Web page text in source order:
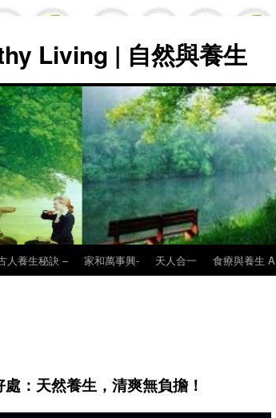
Living | 自然與養生
人養生秘訣 – 家和萬事興- 天人合一 食療與養生 A
：天然養生，清爽無負擔！